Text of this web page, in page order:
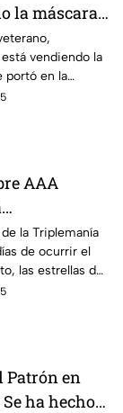
la máscara
Triplemanía
vendiendo la
portó en la
en donde
AAA
2025,
Triplemanía
la Triplemanía
de ocurrir el
las estrellas de
la tradicional
Patrón en
ha hecho